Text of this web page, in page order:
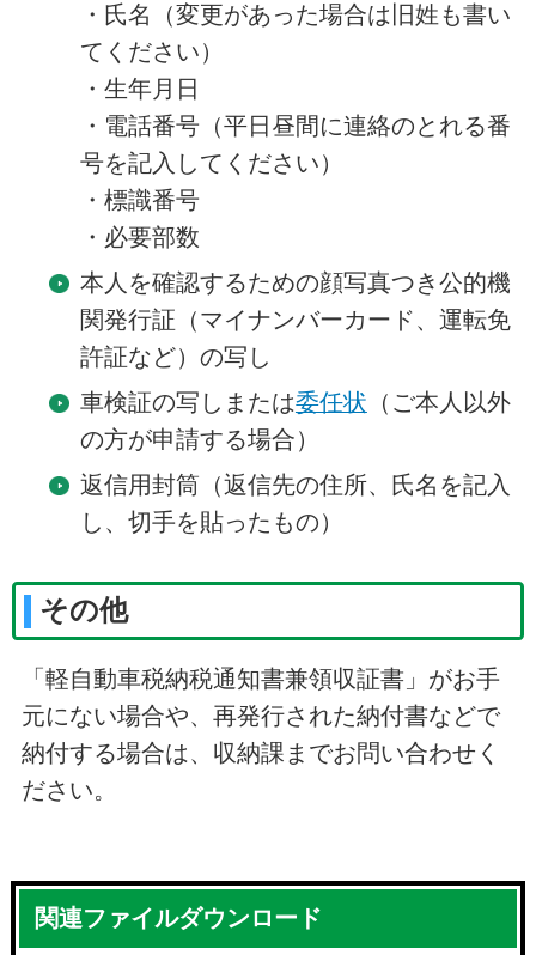
・氏名（変更があった場合は旧姓も書い
てください）
・生年月日
・電話番号（平日昼間に連絡のとれる番
号を記入してください）
・標識番号
・必要部数
本人を確認するための顔写真つき公的機
関発行証（マイナンバーカード、運転免
許証など）の写し
車検証の写しまたは委任状 （ご本人以外
の方が申請する場合）
返信用封筒（返信先の住所、氏名を記入
し、切手を貼ったもの）
その他
「軽自動車税納税通知書兼領収証書」がお手
元にない場合や、再発行された納付書などで
納付する場合は、収納課までお問い合わせく
ださい。
関連ファイルダウンロード